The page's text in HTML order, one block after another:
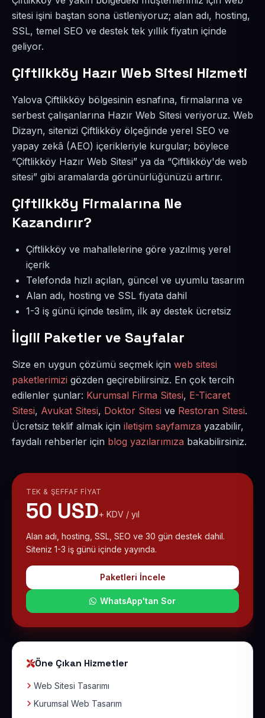
sitesi işini baştan sona üstleniyoruz; alan adı, hosting,
SSL, temel SEO ve destek tek yıllık fiyatın içinde
geliyor.
Çiftlikköy Hazır Web Sitesi Hizmeti
Yalova Çiftlikköy bölgesinin esnafına, firmalarına ve
serbest çalışanlarına Hazır Web Sitesi veriyoruz. Web
Dizayn, sitenizi Çiftlikköy ölçeğinde yerel SEO ve
yapay zekâ (AEO) içerikleriyle kurgular; böylece
“Çiftlikköy Hazır Web Sitesi” ya da “Çiftlikköy'de web
sitesi” gibi aramalarda görünürlüğünüzü artırır.
Çiftlikköy Firmalarına Ne
Kazandırır?
Çiftlikköy ve mahallelerine göre yazılmış yerel
içerik
Telefonda hızlı açılan, güncel ve uyumlu tasarım
Alan adı, hosting ve SSL fiyata dahil
1-3 iş günü içinde teslim, ilk ay destek ücretsiz
İlgili Paketler ve Sayfalar
Size en uygun çözümü seçmek için web sitesi
paketlerimizi gözden geçirebilirsiniz. En çok tercih
edilenler şunlar: Kurumsal Firma Sitesi, E-Ticaret
Sitesi, Avukat Sitesi, Doktor Sitesi ve Restoran Sitesi.
Ücretsiz teklif almak için iletişim sayfamıza yazabilir,
faydalı rehberler için blog yazılarımıza bakabilirsiniz.
TEK & ŞEFFAF FIYAT
50 USD+ KDV / yıl
Alan adı, hosting, SSL, SEO ve 30 gün destek dahil.
Siteniz 1-3 iş günü içinde yayında.
Paketleri İncele
WhatsApp'tan Sor
Öne Çıkan Hizmetler
Web Sitesi Tasarımı
Kurumsal Web Tasarım